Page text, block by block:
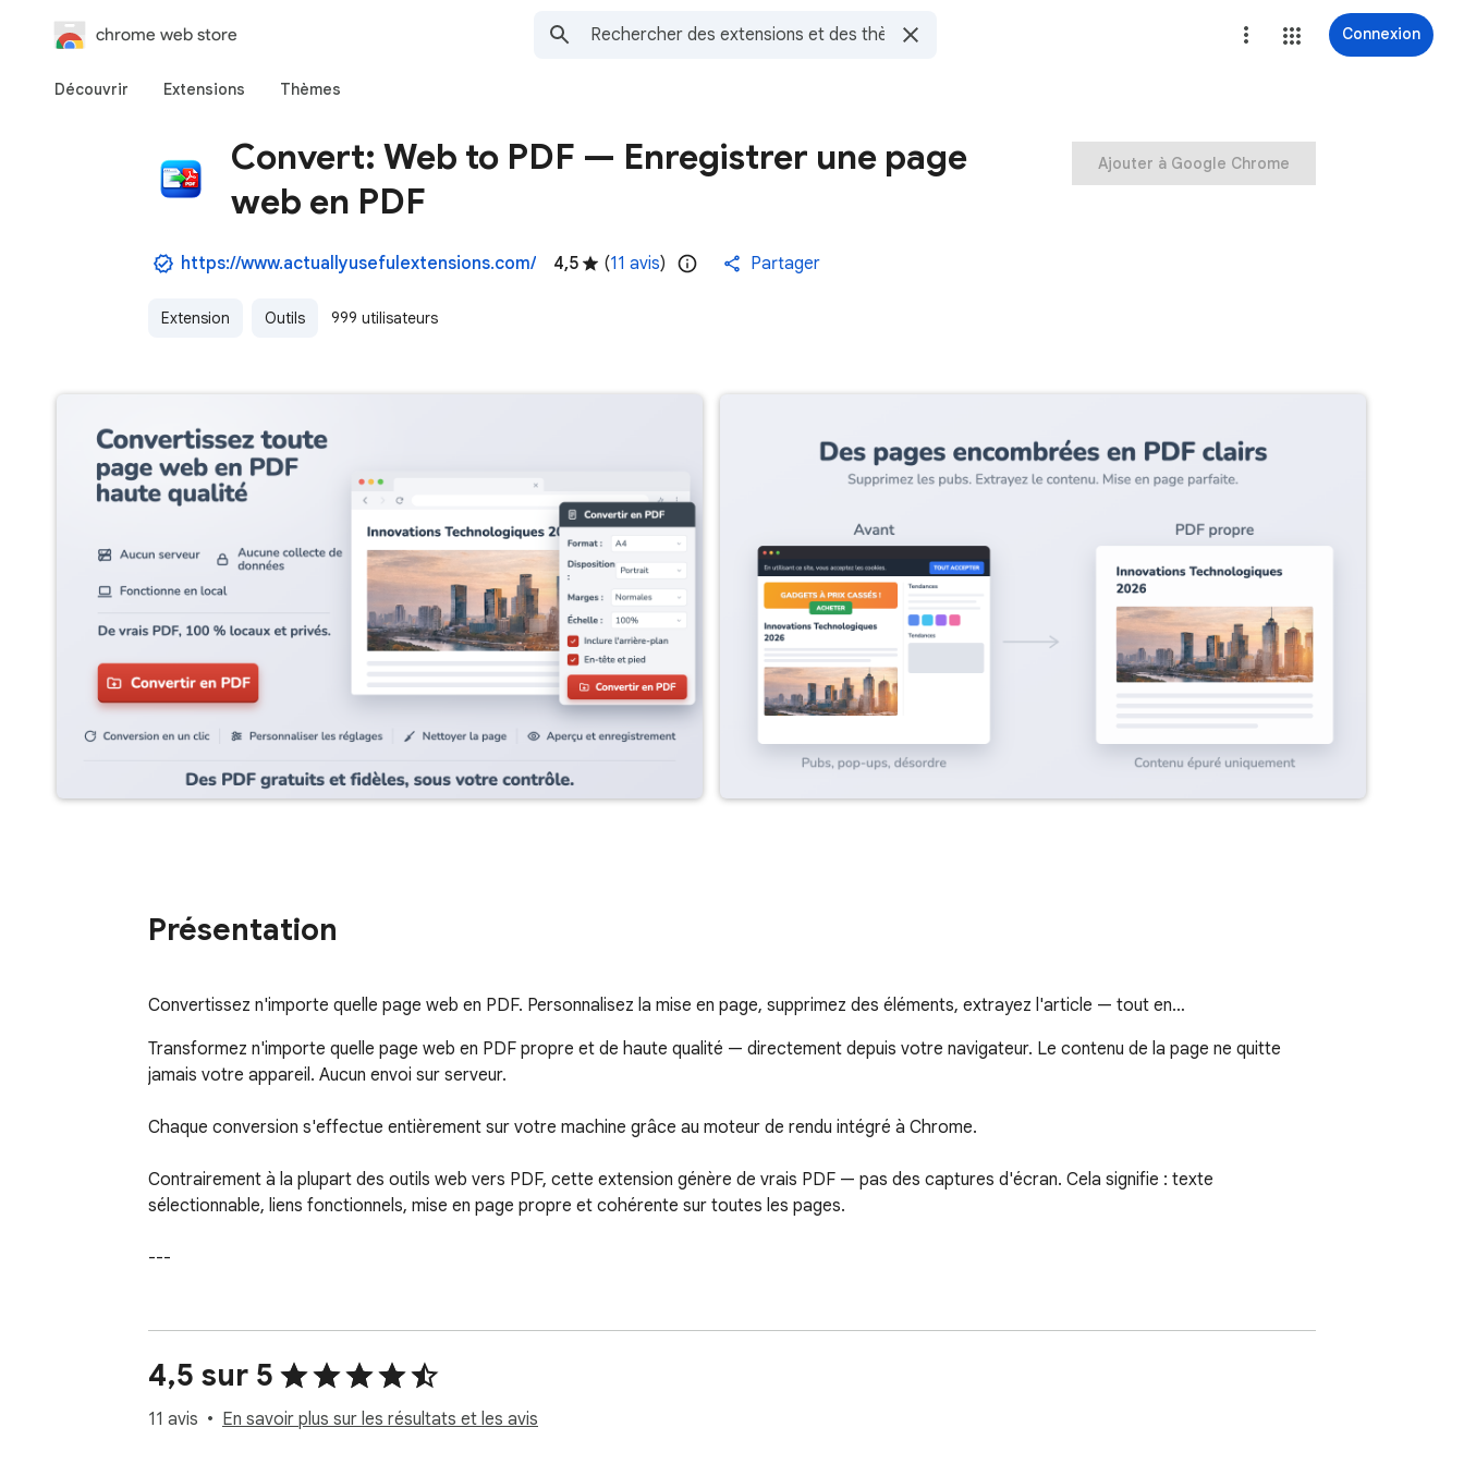
chrome web store Connexion
Découvrir Extensions Thèmes
Convert: Web to PDF — Enregistrer une page
web en PDF
https://www.actuallyusefulextensions.com/ 4,5 (11 avis) Partager
Extension Outils 999 utilisateurs
Ajouter à Google Chrome
Présentation
Convertissez n'importe quelle page web en PDF. Personnalisez la mise en page, supprimez des éléments, extrayez l'article — tout en…
Transformez n'importe quelle page web en PDF propre et de haute qualité — directement depuis votre navigateur. Le contenu de la page ne quitte
jamais votre appareil. Aucun envoi sur serveur.
Chaque conversion s'effectue entièrement sur votre machine grâce au moteur de rendu intégré à Chrome.
Contrairement à la plupart des outils web vers PDF, cette extension génère de vrais PDF — pas des captures d'écran. Cela signifie : texte
sélectionnable, liens fonctionnels, mise en page propre et cohérente sur toutes les pages.
---
La plupart des extensions tombent dans l'un de ces trois pièges :
• Elles génèrent des PDF de mauvaise qualité à partir de captures d'écran
• Elles envoient le contenu de vos pages à des serveurs externes
4,5 sur 5
11 avis En savoir plus sur les résultats et les avis